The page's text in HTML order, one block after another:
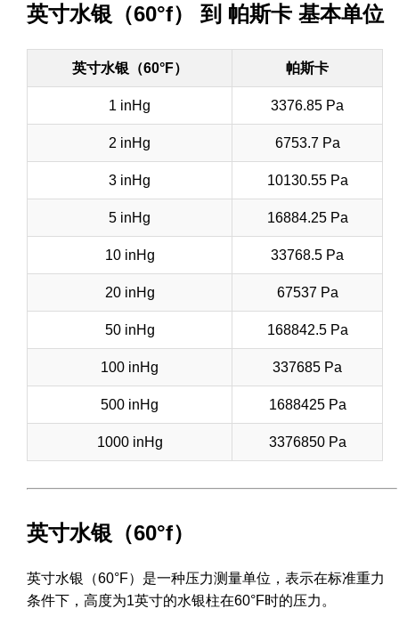
英寸水银（60°f） 到 帕斯卡 基本单位
英寸水银（60°F） 帕斯卡
1 inHg 3376.85 Pa
2 inHg 6753.7 Pa
3 inHg 10130.55 Pa
5 inHg 16884.25 Pa
10 inHg 33768.5 Pa
20 inHg 67537 Pa
50 inHg 168842.5 Pa
100 inHg 337685 Pa
500 inHg 1688425 Pa
1000 inHg 3376850 Pa
英寸水银（60°f）
英寸水银（60°F）是一种压力测量单位，表示在标准重力
条件下，高度为1英寸的水银柱在60°F时的压力。